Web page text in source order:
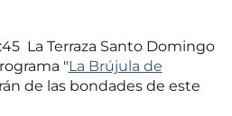
La Terraza Santo Domingo
"La Brújula de
de las bondades de este